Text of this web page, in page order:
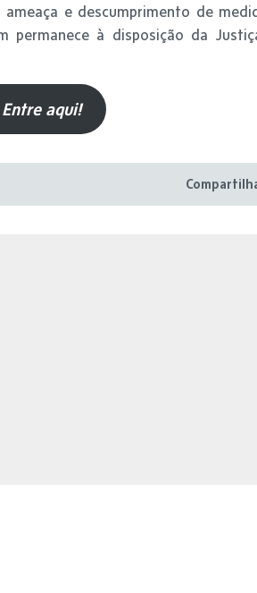
e descumprimento de
permanece à disposição da
aqui!